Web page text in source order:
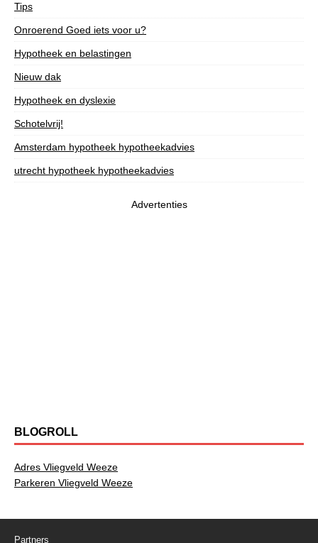
Tips
Onroerend Goed iets voor u?
Hypotheek en belastingen
Nieuw dak
Hypotheek en dyslexie
Schotelvrij!
Amsterdam hypotheek hypotheekadvies
utrecht hypotheek hypotheekadvies
Advertenties
BLOGROLL
Adres Vliegveld Weeze
Parkeren Vliegveld Weeze
Partners